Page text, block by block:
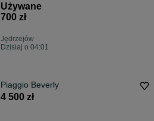
Używane
700 zł
Jędrzejów
Dzisiaj o 04:01
Piaggio Beverly
4 500 zł